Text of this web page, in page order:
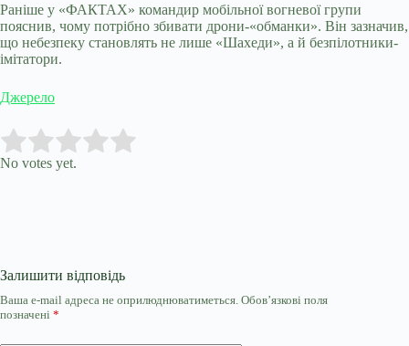
Раніше у «ФАКТАХ» командир мобільної вогневої групи
пояснив, чому потрібно збивати дрони-«обманки». Він зазначив,
що небезпеку становлять не лише «Шахеди», а й безпілотники-
імітатори.
Джерело
Rate this item:
No votes yet.
Залишити відповідь
Ваша e-mail адреса не оприлюднюватиметься. Обов’язкові поля
позначені *